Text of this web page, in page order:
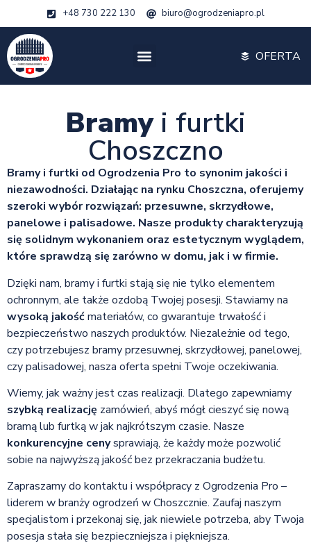
+48 730 222 130 biuro@ogrodzeniapro.pl
OFERTA
Bramy i furtki
Choszczno
Bramy i furtki od Ogrodzenia Pro to synonim jakości i
niezawodności. Działając na rynku Choszczna, oferujemy
szeroki wybór rozwiązań: przesuwne, skrzydłowe,
panelowe i palisadowe. Nasze produkty charakteryzują
się solidnym wykonaniem oraz estetycznym wyglądem,
które sprawdzą się zarówno w domu, jak i w firmie.
Dzięki nam, bramy i furtki stają się nie tylko elementem
ochronnym, ale także ozdobą Twojej posesji. Stawiamy na
wysoką jakośćmateriałów, co gwarantuje trwałość i
bezpieczeństwo naszych produktów. Niezależnie od tego,
czy potrzebujesz bramy przesuwnej, skrzydłowej, panelowej,
czy palisadowej, nasza oferta spełni Twoje oczekiwania.
Wiemy, jak ważny jest czas realizacji. Dlatego zapewniamy
szybką realizację zamówień, abyś mógł cieszyć się nową
bramą lub furtką w jak najkrótszym czasie. Nasze
konkurencyjne cenysprawiają, że każdy może pozwolić
sobie na najwyższą jakość bez przekraczania budżetu.
Zapraszamy do kontaktu i współpracy z Ogrodzenia Pro –
liderem w branży ogrodzeń w Choszcznie. Zaufaj naszym
specjalistom i przekonaj się, jak niewiele potrzeba, aby Twoja
posesja stała się bezpieczniejsza i piękniejsza.